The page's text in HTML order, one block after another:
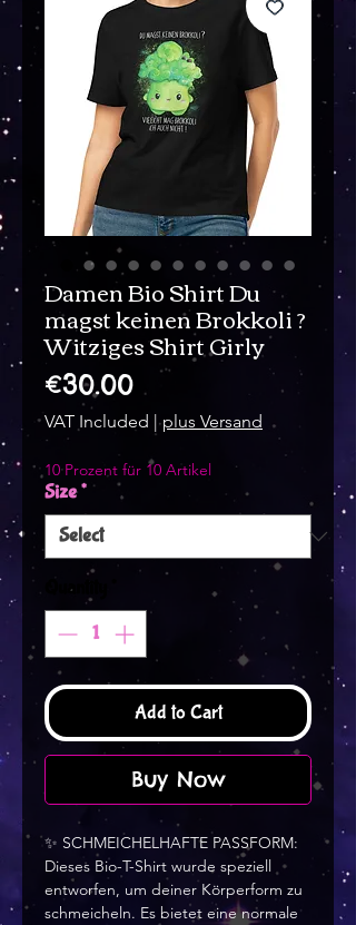
Damen Bio Shirt Du
magst keinen Brokkoli ?
Witziges Shirt Girly
€30.00Price
VAT Included |plus Versand
10 Prozent für 10 Artikel
Size*
Quantity
Add to Cart
Buy Now
✨ SCHMEICHELHAFTE PASSFORM:
Dieses Bio-T-Shirt wurde speziell
entworfen, um deiner Körperform zu
schmeicheln. Es bietet eine normale